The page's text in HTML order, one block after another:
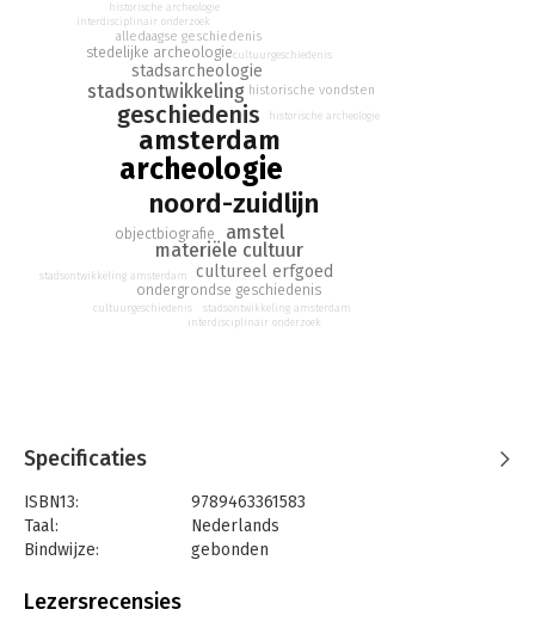
materiaaldeskundigen tot journalisten, conservatoren en
onderzoekers – zich op een historisch-archeologische
speurtocht die heeft geresulteerd in 107 verhalen, ieder
gebaseerd op een specifieke vondst of functionele groep
Het resultaat is een rijkgeschakeerde bloemlezing van de vele
verhalen die in de bodemvondsten van de Noord/Zuidlijn
Amsterdam verborgen liggen.
archeologie
amsterdam
noord-zuidlijn
geschiedenis
amstel
materiële cultuur
stadsontwikkeling
stadsarcheologie
cultureel erfgoed
ondergrondse geschiedenis
objectbiografie
stedelijke archeologie
alledaagse geschiedenis
historische vondsten
stadsontwikkeling amsterdam
interdisciplinair onderzoek
cultuurgeschiedenis
historische archeologie
stadsontwikkeling amsterdam
interdisciplinair onderzoek
cultuurgeschiedenis
historische archeologie
Specificaties
ISBN13:
9789463361583
Taal:
Nederlands
Bindwijze:
gebonden
Uitgever:
Lezersrecensies